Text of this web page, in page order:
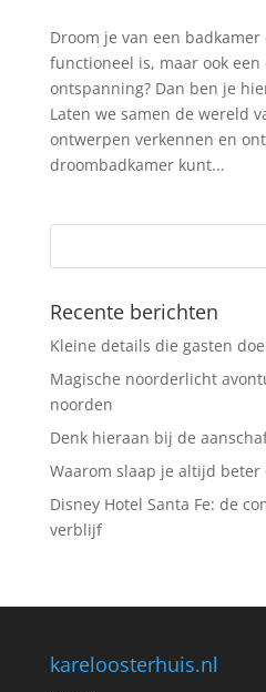
Droom je van een
functioneel is, maar ook een
ontspanning? Dan ben je
Laten we samen de wereld
ontwerpen verkennen en
droombadkamer kunt...
Recente berichten
Kleine details die gasten
Magische noorderlicht
noorden
Denk hieraan bij de
Waarom slaap je altijd beter
Disney Hotel Santa Fe: de
verblijf
kareloosterhuis.nl